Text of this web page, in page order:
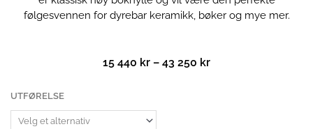
følgesvennen for dyrebar keramikk, bøker og mye mer.
15 440 kr – 43 250 krPrisområde:
UTFØRELSE
Root
hylle
antall